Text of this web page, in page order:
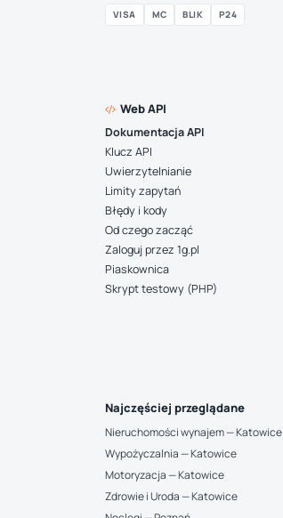
VISA MC BLIK P24
Web API
Dokumentacja API
Klucz API
Uwierzytelnianie
Limity zapytań
Błędy i kody
Od czego zacząć
Zaloguj przez 1g.pl
Piaskownica
Skrypt testowy (PHP)
Najczęściej przeglądane
Nieruchomości wynajem — Katowice
Wypożyczalnia — Katowice
Motoryzacja — Katowice
Zdrowie i Uroda — Katowice